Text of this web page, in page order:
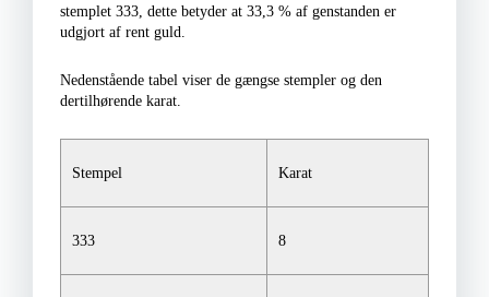
stemplet 333, dette betyder at 33,3 % af genstanden er
udgjort af rent guld.
Nedenstående tabel viser de gængse stempler og den
dertilhørende karat.
Stempel Karat
333 8